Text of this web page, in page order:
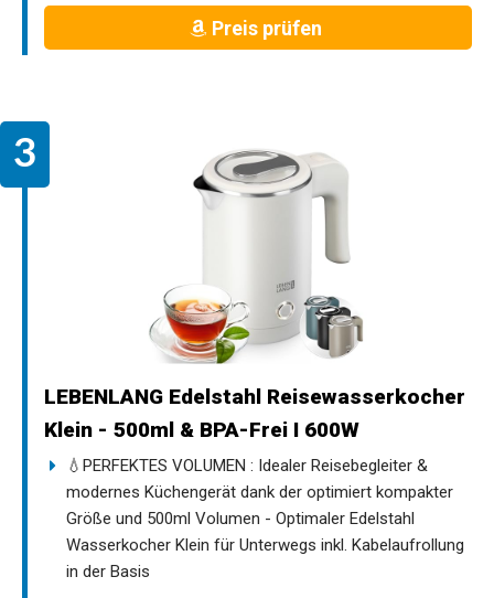
Preis prüfen
LEBENLANG Edelstahl Reisewasserkocher
Klein - 500ml & BPA-Frei I 600W
💧PERFEKTES VOLUMEN : Idealer Reisebegleiter &
modernes Küchengerät dank der optimiert kompakter
Größe und 500ml Volumen - Optimaler Edelstahl
Wasserkocher Klein für Unterwegs inkl. Kabelaufrollung
in der Basis